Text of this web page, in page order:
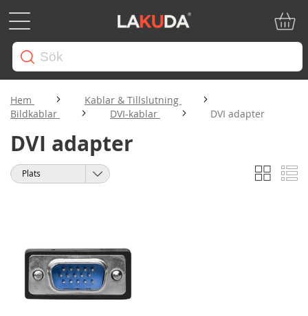
Hem
Kablar & Tillslutning
Bildkablar
DVI-kablar DVI adapter
DVI adapter
Visa
som
Rutnät
Sortera